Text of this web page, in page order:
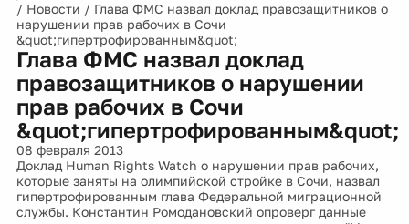
/ Новости / Глава ФМС назвал доклад правозащитников о
нарушении прав рабочих в Сочи
&quot;гипертрофированным&quot;
Глава ФМС назвал доклад
правозащитников о нарушении
прав рабочих в Сочи
&quot;гипертрофированным&quot;
08 февраля 2013
Доклад Human Rights Watch о нарушении прав рабочих,
которые заняты на олимпийской стройке в Сочи, назвал
гипертрофированным глава Федеральной миграционной
службы. Константин Ромодановский опроверг данные